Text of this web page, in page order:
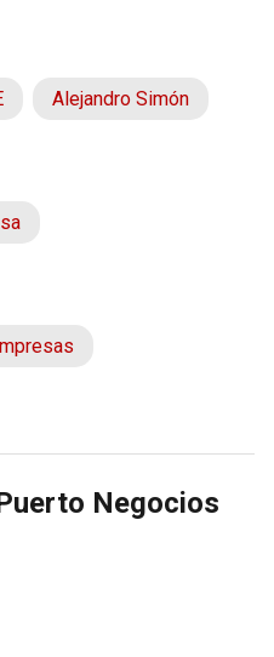
Alejandro Simón
Negocios